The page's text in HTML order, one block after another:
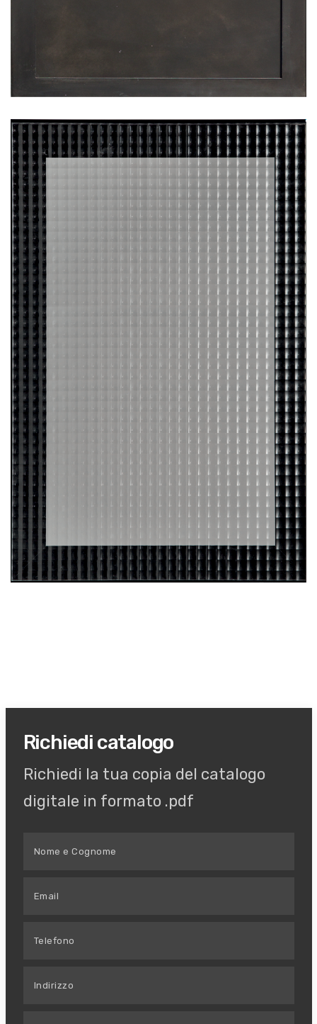
Richiedi catalogo
Richiedi la tua copia del catalogo
digitale in formato .pdf